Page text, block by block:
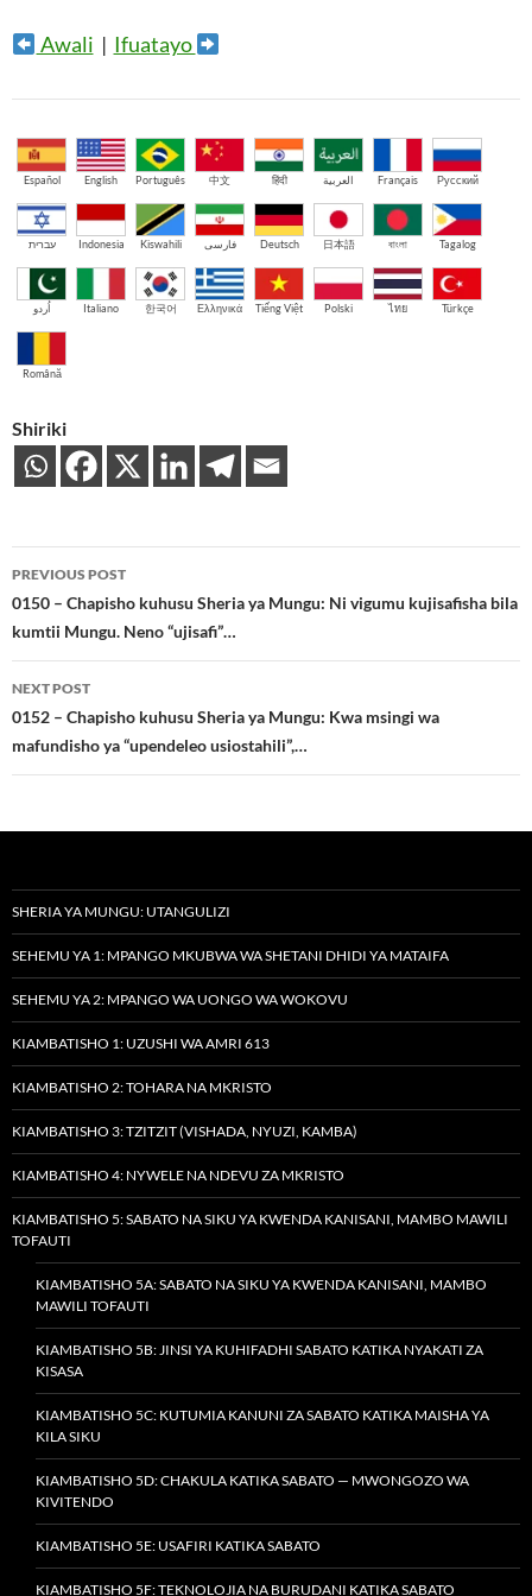
Awali | Ifuatayo
Español English Português 中文 हिंदी العربية Français Русский
עברית Indonesia Kiswahili فارسی Deutsch 日本語 বাংলা Tagalog
اُردو Italiano 한국어 Ελληνικά Tiếng Việt Polski ไทย Türkçe
Română
Shiriki
Post
navigation
PREVIOUS POST
0150 – Chapisho kuhusu Sheria ya Mungu: Ni vigumu kujisafisha bila
kumtii Mungu. Neno “ujisafi”…
NEXT POST
0152 – Chapisho kuhusu Sheria ya Mungu: Kwa msingi wa
mafundisho ya “upendeleo usiostahili”,…
SHERIA YA MUNGU: UTANGULIZI
SEHEMU YA 1: MPANGO MKUBWA WA SHETANI DHIDI YA MATAIFA
SEHEMU YA 2: MPANGO WA UONGO WA WOKOVU
KIAMBATISHO 1: UZUSHI WA AMRI 613
KIAMBATISHO 2: TOHARA NA MKRISTO
KIAMBATISHO 3: TZITZIT (VISHADA, NYUZI, KAMBA)
KIAMBATISHO 4: NYWELE NA NDEVU ZA MKRISTO
KIAMBATISHO 5: SABATO NA SIKU YA KWENDA KANISANI, MAMBO MAWILI
TOFAUTI
KIAMBATISHO 5A: SABATO NA SIKU YA KWENDA KANISANI, MAMBO
MAWILI TOFAUTI
KIAMBATISHO 5B: JINSI YA KUHIFADHI SABATO KATIKA NYAKATI ZA
KISASA
KIAMBATISHO 5C: KUTUMIA KANUNI ZA SABATO KATIKA MAISHA YA
KILA SIKU
KIAMBATISHO 5D: CHAKULA KATIKA SABATO — MWONGOZO WA
KIVITENDO
KIAMBATISHO 5E: USAFIRI KATIKA SABATO
KIAMBATISHO 5F: TEKNOLOJIA NA BURUDANI KATIKA SABATO